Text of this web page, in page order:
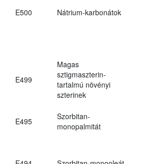
E500 Nátrium-karbonátok
E499
Magas
sztigmaszterin-
tartalmú növényi
szterinek
E495
Szorbitan-
monopalmitát